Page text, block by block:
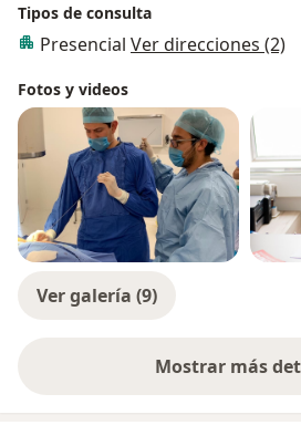
especialidad en reconstrucción
ESPECIALIDAD. Además de
Americana de Urología (AUA) y a
de Urología (SMU).
Tipos de consulta
Presencial Ver direcciones (2)
Fotos y videos
Ver galería (9)
Mostrar mássobre